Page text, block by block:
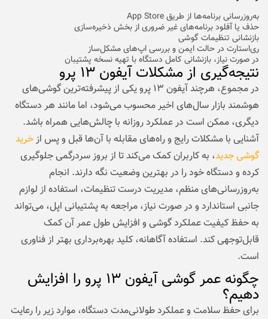
به‌روزرسانی برنامه‌ها از طریق App Store
حذف یا آفلود برنامه‌های غیر ضروری از بخش ذخیره‌سازی
بازنشانی تنظیمات گوشی
ری‌استارت در حالت ایمن و بررسی اپ‌های مشکل‌ساز
در صورت نیاز، بازنشانی کامل دستگاه با تهیه نسخه پشتیبان
نتیجه‌گیری از مشکلات آیفون ۱۳ پرو
در مجموع، هرچند آیفون ۱۳ پرو یکی از پیشرفته‌ترین گوشی‌های
هوشمند بازار سال‌های اخیر محسوب می‌شود، اما مانند هر دستگاه
دیگری، ممکن است در عملکرد روزانه با چالش‌هایی همراه باشد.
آشنایی با مشکلات رایج و راه‌های مقابله با آن‌ها قبل و پس ازخرید
گوشی جدید، به کاربران کمک می‌کند تا از بروز سردرگمی جلوگیری
کرده و دستگاه خود را در بهترین وضعیت نگه دارند. انجام
به‌روزرسانی‌های منظم، مدیریت درست تنظیمات، استفاده از لوازم
جانبی استاندارد و در صورت نیاز، مراجعه به پشتیبانی اپل، می‌تواند
به حفظ کیفیت عملکرد گوشی و افزایش طول عمر آن کمک
قابل‌توجهی کند. استفاده آگاهانه، کلید بهره‌برداری بهتر از فناوری
است.
چگونه عمر گوشی آیفون ۱۳ پرو را افزایش
دهیم؟
برای حفظ سلامت و عملکرد طولانی‌مدت دستگاه، موارد زیر را رعایت